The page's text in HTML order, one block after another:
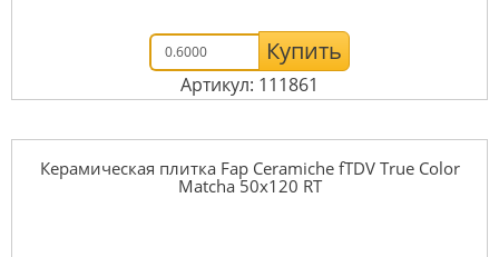
Купить
Артикул: 111861
Керамическая плитка Fap Ceramiche fTDV True Color
Matcha 50x120 RT